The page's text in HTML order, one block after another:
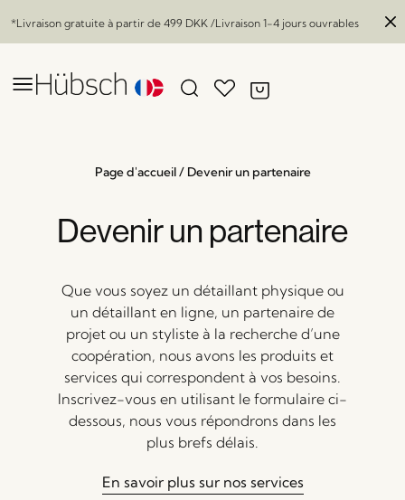
*Livraison gratuite à partir de 499 DKK /Livraison 1-4 jours ouvrables
Page d'accueil/ Devenir un partenaire
Devenir un partenaire
Que vous soyez un détaillant physique ou
un détaillant en ligne, un partenaire de
projet ou un styliste à la recherche d’une
coopération, nous avons les produits et
services qui correspondent à vos besoins.
Inscrivez-vous en utilisant le formulaire ci-
dessous, nous vous répondrons dans les
plus brefs délais.
En savoir plus sur nos services